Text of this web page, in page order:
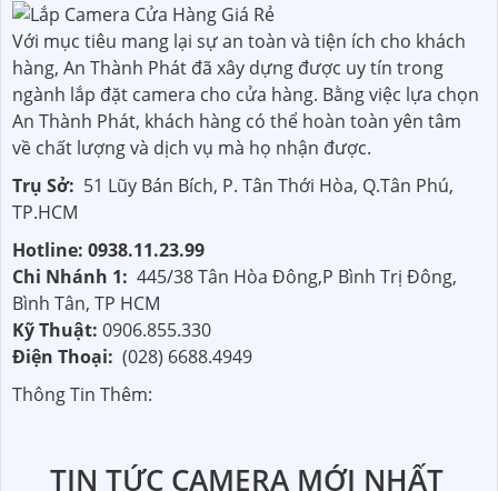
Với mục tiêu mang lại sự an toàn và tiện ích cho khách
hàng, An Thành Phát đã xây dựng được uy tín trong
ngành lắp đặt camera cho cửa hàng. Bằng việc lựa chọn
An Thành Phát, khách hàng có thể hoàn toàn yên tâm
về chất lượng và dịch vụ mà họ nhận được.
Trụ Sở: 51 Lũy Bán Bích, P. Tân Thới Hòa, Q.Tân Phú,
TP.HCM
Hotline: 0938.11.23.99
Chi Nhánh 1: 445/38 Tân Hòa Đông,P Bình Trị Đông,
Bình Tân, TP HCM
Kỹ Thuật: 0906.855.330
Điện Thoại: (028) 6688.4949
Thông Tin Thêm:
TIN TỨC CAMERA MỚI NHẤT